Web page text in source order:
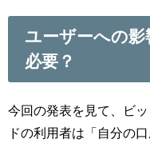
ユーザーへの
必要？
今回の発表を見て、ビ
ドの利用者は「自分の